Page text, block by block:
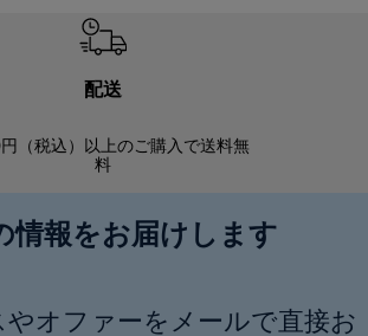
配送
（税込）以上のご購入で送料無
料
情報をお届けします
やオファーをメールで直接お